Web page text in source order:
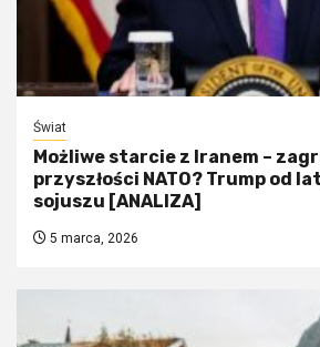
Świat
Możliwe starcie z Iranem –
przyszłości NATO? Trump od
sojuszu [ANALIZA]
5 marca, 2026